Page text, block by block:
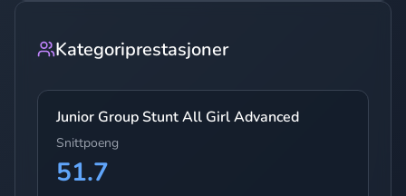
Kategoriprestasjoner
Junior Group Stunt All Girl Advanced
Snittpoeng
51.7